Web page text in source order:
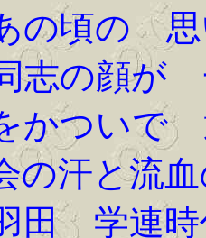
の頃の 思
志の顔が
かついで
の汗と流
田 学連時